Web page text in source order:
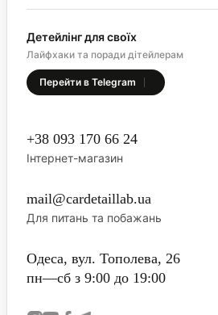
+38 093 170 66 24
Інтернет-магазин
mail@cardetaillab.ua
Для питань та побажань
Одеса, вул. Тополева, 26
пн—сб з 9:00 до 19:00
Детейлінг для своїх
Лайфхаки та поради дітейлерам
Перейти в Telegram